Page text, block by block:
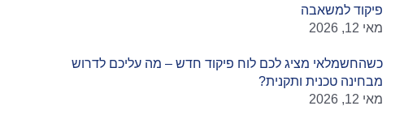
פיקוד למשאבה
מאי 12, 2026
כשהחשמלאי מציג לכם לוח פיקוד חדש – מה עליכם לדרוש
מבחינה טכנית ותקנית?
מאי 12, 2026